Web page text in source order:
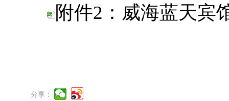
附件2：威海蓝天宾
分享：